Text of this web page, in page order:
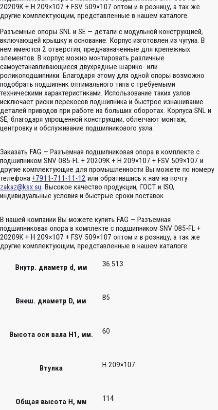
20209K + H 209×107 + FSV 509×107 оптом и в розницу, а так же
другие комплектующим, представленные в нашем каталоге.
Разъемные опоры SNL и SE — детали с модульной конструкцией,
включающей крышку и основание. Корпус изготовлен из чугуна. В
нем имеются 2 отверстия, предназначенные для крепежных
элементов. В корпус можно монтировать различные
самоустанавливающиеся двухрядные шарико- или
роликоподшипники. Благодаря этому для одной опоры возможно
подобрать подшипник оптимального типа с требуемыми
техническими характеристиками. Использование таких узлов
исключает риски перекосов подшипника и быстрое изнашивание
деталей приводов при работе на больших оборотах. Корпуса SNL и
SE, благодаря упрощенной конструкции, облегчают монтаж,
центровку и обслуживание подшипникового узла.
Заказать FAG — Разъемная подшипниковая опора в комплекте с
подшипником SNV 085-FL + 20209K + H 209×107 + FSV 509×107 и
другие комплектующие для промышленности Вы можете по номеру
телефона +7911-711-11-12 или обратившись к нам на почту
zakaz@ksx.su. Высокое качество продукции, ГОСТ и ISO,
индивидуальные условия и быстрые сроки поставок.
В нашей компании Вы можете купить FAG — Разъемная
подшипниковая опора в комплекте с подшипником SNV 085-FL +
20209K + H 209×107 + FSV 509×107 оптом и в розницу, а так же
другие комплектующим, представленные в нашем каталоге.
Внутр. диаметр d, мм 36.513
Внеш. диаметр D, мм 85
Высота оси вала H1, мм. 60
Втулка H 209×107
Общая высота H, мм 114